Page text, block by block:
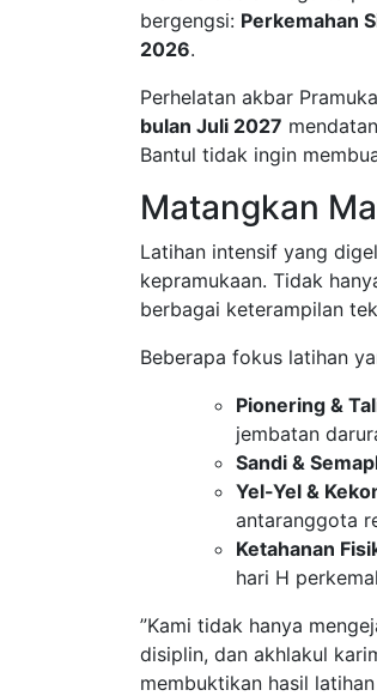
bergengsi: Perkemahan
2026.
​Perhelatan akbar
bulan Juli 2027
Bantul tidak ingin
​Matangkan
​Latihan intensif yang
kepramukaan. Tidak
berbagai keterampilan
​Beberapa fokus latihan
Pionering &
jembatan
Sandi &
Yel-Yel &
antaranggota
Ketahanan
hari H
​”Kami tidak hanya
disiplin, dan akhlakul
membuktikan hasil